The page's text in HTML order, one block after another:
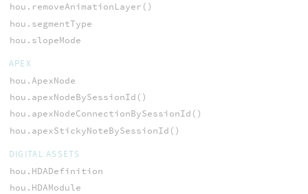
hou.removeAnimationLayer()
hou.segmentType
hou.slopeMode
APEX
hou.ApexNode
hou.apexNodeBySessionId()
hou.apexNodeConnectionBySessionId()
hou.apexStickyNoteBySessionId()
DIGITAL ASSETS
hou.HDADefinition
hou.HDAModule